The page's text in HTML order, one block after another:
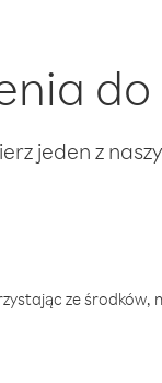
jeden z
ze środków,